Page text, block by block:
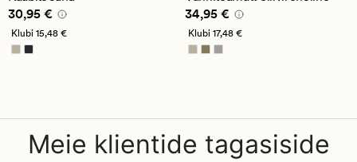
Pris_ee 30,95 €
30,95 €
Klubi 15,48 €
Pris_ee 34,95 €
34,95 €
Klubi 17,48 €
Meie klientide tagasiside